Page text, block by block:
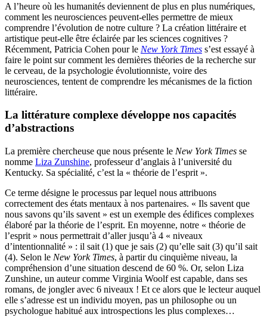
A l’heure où les humanités deviennent de plus en plus numériques,
comment les neurosciences peuvent-elles permettre de mieux
comprendre l’évolution de notre culture ? La création littéraire et
artistique peut-elle être éclairée par les sciences cognitives ?
Récemment, Patricia Cohen pour le New York Times s’est essayé à
faire le point sur comment les dernières théories de la recherche sur
le cerveau, de la psychologie évolutionniste, voire des
neurosciences, tentent de comprendre les mécanismes de la fiction
littéraire.
La littérature complexe développe nos capacités
d’abstractions
La première chercheuse que nous présente le New York Times se
nomme Liza Zunshine, professeur d’anglais à l’université du
Kentucky. Sa spécialité, c’est la « théorie de l’esprit ».
Ce terme désigne le processus par lequel nous attribuons
correctement des états mentaux à nos partenaires. « Ils savent que
nous savons qu’ils savent » est un exemple des édifices complexes
élaboré par la théorie de l’esprit. En moyenne, notre « théorie de
l’esprit » nous permettrait d’aller jusqu’à 4 « niveaux
d’intentionnalité » : il sait (1) que je sais (2) qu’elle sait (3) qu’il sait
(4). Selon le New York Times, à partir du cinquième niveau, la
compréhension d’une situation descend de 60 %. Or, selon Liza
Zunshine, un auteur comme Virginia Woolf est capable, dans ses
romans, de jongler avec 6 niveaux ! Et ce alors que le lecteur auquel
elle s’adresse est un individu moyen, pas un philosophe ou un
psychologue habitué aux introspections les plus complexes…